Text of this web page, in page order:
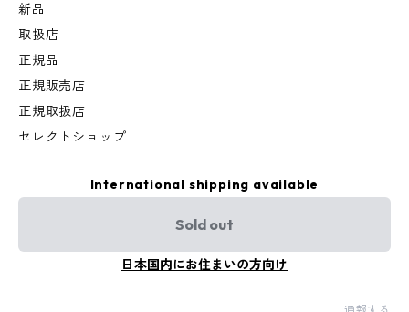
新品
取扱店
正規品
正規販売店
正規取扱店
セレクトショップ
International shipping available
Sold out
日本国内にお住まいの方向け